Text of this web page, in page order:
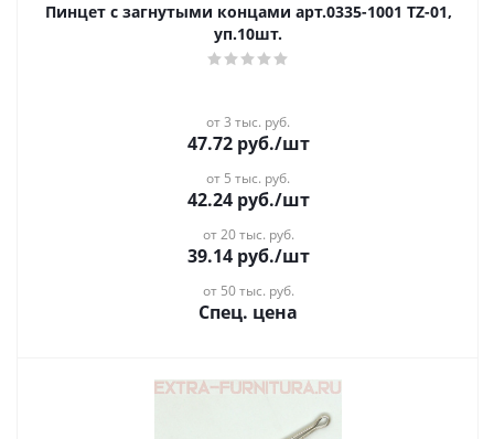
Пинцет с загнутыми концами арт.0335-1001 TZ-01,
уп.10шт.
от 3 тыс. руб.
47.72руб./шт
от 5 тыс. руб.
42.24руб./шт
от 20 тыс. руб.
39.14руб./шт
от 50 тыс. руб.
Спец. цена